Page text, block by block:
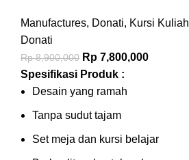
Manufactures, Donati, Kursi Kuliah
Donati
Rp8,900,000 Rp 7,800,000
Spesifikasi Produk :
Desain yang ramah
Tanpa sudut tajam
Set meja dan kursi belajar